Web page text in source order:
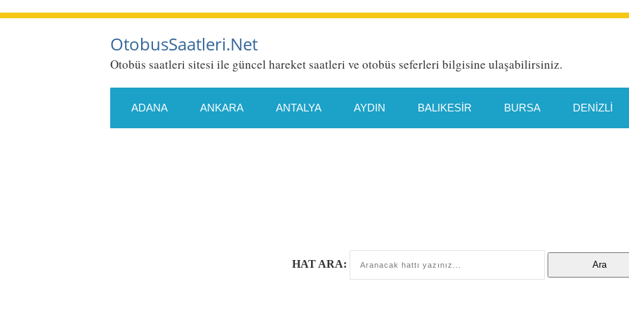
OtobusSaatleri.Net
Otobüs saatleri sitesi ile güncel hareket saatleri ve otobüs seferleri bilgisine ulaşabilirsiniz.
ADANA ANKARA ANTALYA AYDIN BALIKESIR BURSA DENIZLI
HAT ARA: